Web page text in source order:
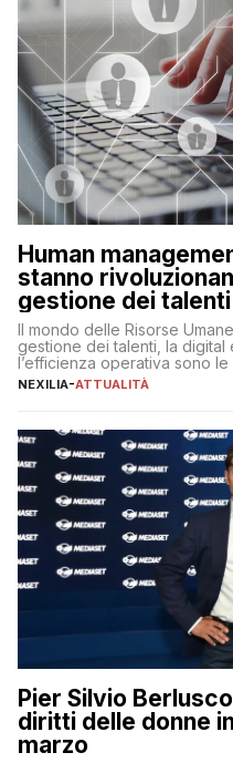
Human
stanno
gestione dei
Il mondo delle Risorse
gestione dei talenti, la
l’efficienza operativa sono
lavoro, d’altra parte, è
NEXILIA-ATTUALITÀ
Pier Silvio
diritti delle donne
marzo